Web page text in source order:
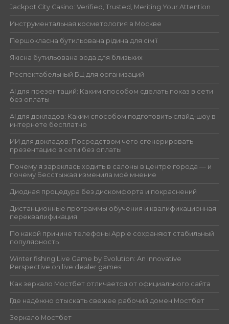
Jackpot City Casino: Verified, Trusted, Meriting Your Attention
Инструментальная косметология в Москве
Першокласна бутильована рідина для сім’ї
Якісна бутильована вода для близьких
Респектабельный БЦ для организаций
AI для презентаций: Каким способом сделать показ в сети
без оплаты
AI для докладов: Каким способом подготовить слайд-шоу в
интернете бесплатно
ИИ для докладов: Посредством чего сгенерировать
презентацию в сети без оплаты
Почему я зареклась ходить в салоны в центре города — и
почему Бесстыжая изменила моё мнение
Диодная процедура без дискомфорта и покраснений
Дистанционные программы обучения и квалификационная
переквалификация
По какой причине телефоны Apple сохраняют стабильный
популярность
Winter fishing Live Game by Evolution: An Innovative
Perspective on live dealer games
Как зеркало Мостбет отличается от официального сайта
Где надёжно отыскать свежее рабочий домен Мостбет
Зеркало Мостбет